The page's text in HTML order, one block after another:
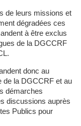
de leurs missions et
dégradées ces
à être exclus
de la DGCCRF
donc au
de la DGCCRF et au
démarches
discussions auprès
Publics pour